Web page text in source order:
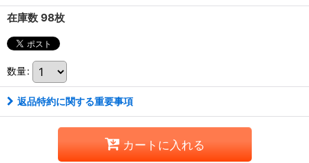
在庫数 98枚
数量:
返品特約に関する重要事項
カートに入れる